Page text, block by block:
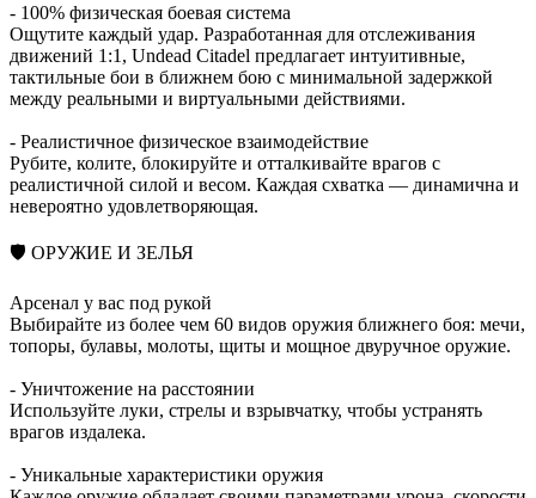
- 100% физическая боевая система
Ощутите каждый удар. Разработанная для отслеживания
движений 1:1, Undead Citadel предлагает интуитивные,
тактильные бои в ближнем бою с минимальной задержкой
между реальными и виртуальными действиями.
- Реалистичное физическое взаимодействие
Рубите, колите, блокируйте и отталкивайте врагов с
реалистичной силой и весом. Каждая схватка — динамична и
невероятно удовлетворяющая.
🛡️ ОРУЖИЕ И ЗЕЛЬЯ
Арсенал у вас под рукой
Выбирайте из более чем 60 видов оружия ближнего боя: мечи,
топоры, булавы, молоты, щиты и мощное двуручное оружие.
- Уничтожение на расстоянии
Используйте луки, стрелы и взрывчатку, чтобы устранять
врагов издалека.
- Уникальные характеристики оружия